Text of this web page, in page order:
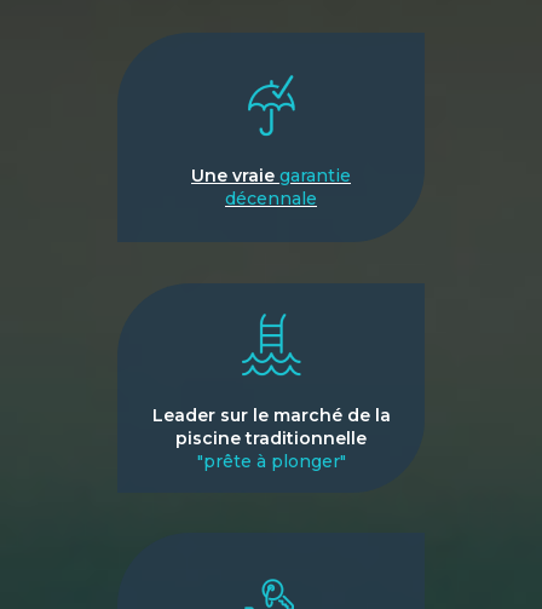
Une vraie garantie
décennale
Leader sur le marché de la
piscine traditionnelle
"prête à plonger"